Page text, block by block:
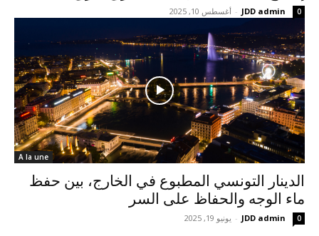
JDD admin
- أغسطس 10, 2025 0
A la une
الدينار التونسي المطبوع في الخارج، بين حفظ
ماء الوجه والحفاظ على السر
JDD admin
- يونيو 19, 2025 0